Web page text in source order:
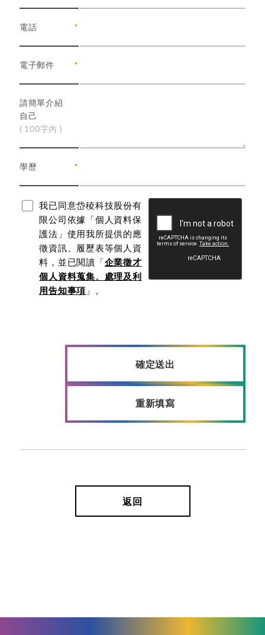
電話
電子郵件
請簡單介紹
自己
( 100字內 )
學歷
我已同意岱稜科技股份有
限公司依據「個人資料保
護法」使用我所提供的應
徵資訊、履歷表等個人資
料，並已閱讀「企業徵才
個人資料蒐集、處理及利
用告知事項 」。
確定送出
重新填寫
返回